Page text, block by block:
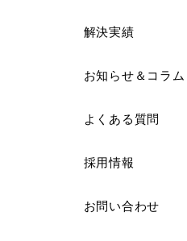
解決実績
お知らせ＆コラム
よくある質問
採用情報
お問い合わせ